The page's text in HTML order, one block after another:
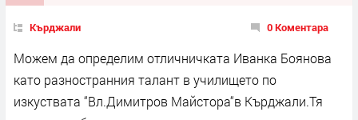
Кърджали 0 Коментара
Можем да определим отличничката Иванка Боянова
като разностранния талант в училището по
изкуствата “Вл.Димитров Майстора“в Кърджали.Тя